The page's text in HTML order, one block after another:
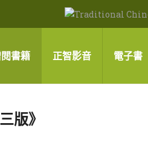
書籍 正智影音 電子書
版》